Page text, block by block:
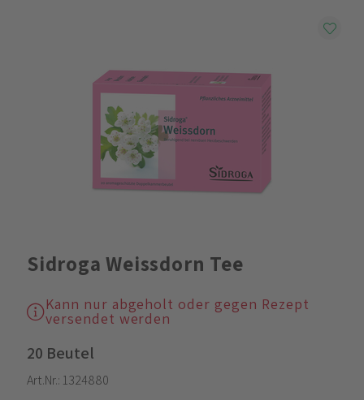
Sidroga Weissdorn Tee
Kann nur abgeholt oder gegen Rezept
versendet werden
20 Beutel
Art.Nr.: 1324880